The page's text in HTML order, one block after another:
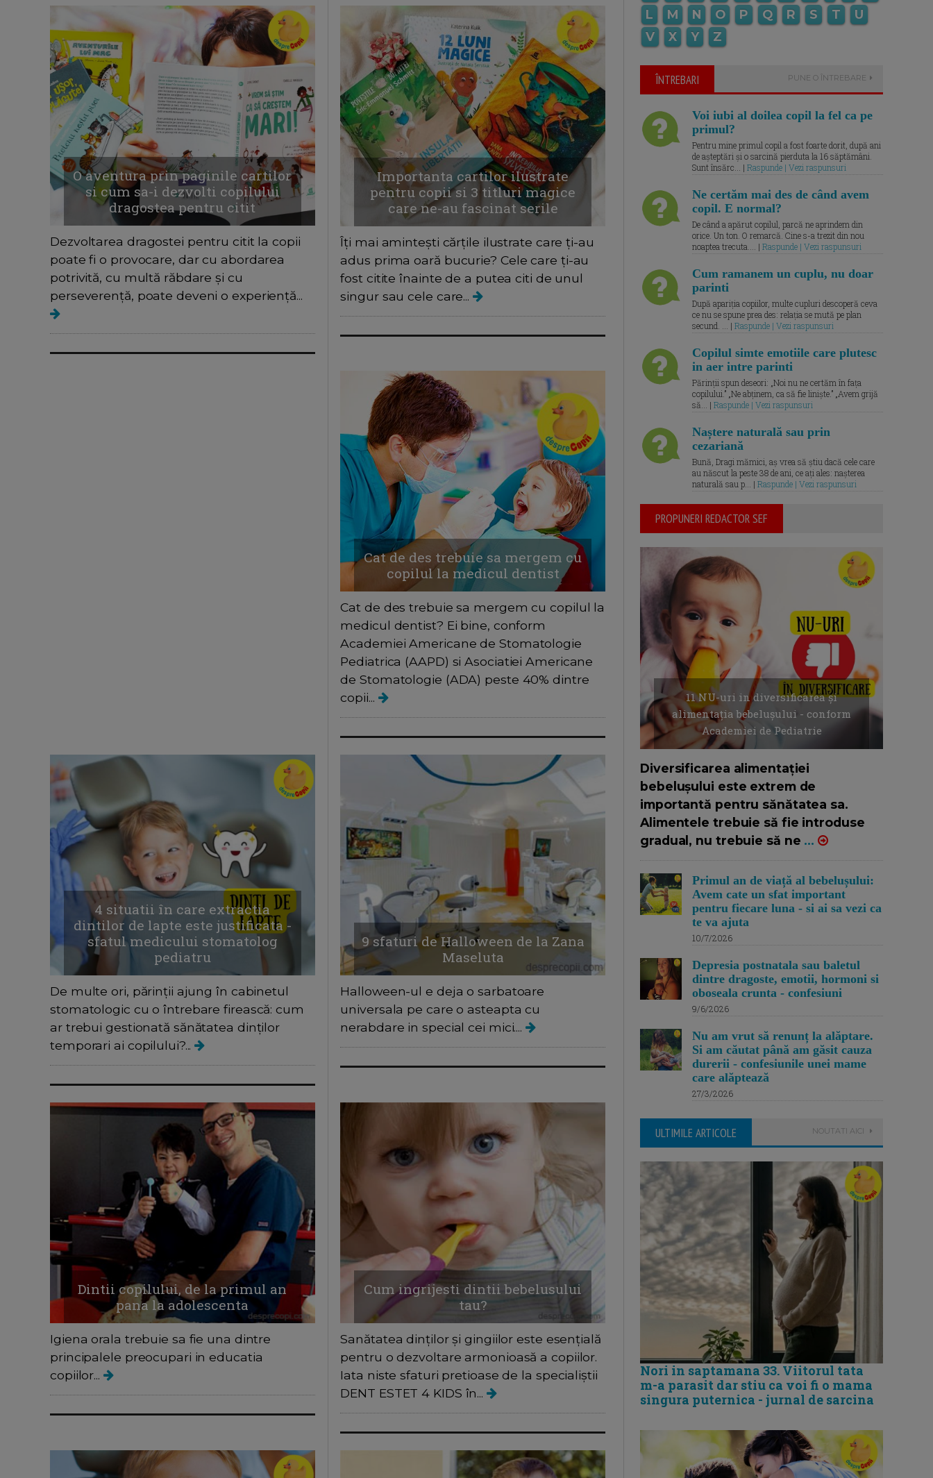
O aventura prin paginile cartilor
si cum sa-i dezvolti copilului
dragostea pentru citit
Dezvoltarea dragostei pentru citit la copii
poate fi o provocare, dar cu abordarea
potrivită, cu multă răbdare și cu
perseverență, poate deveni o experiență...
Importanta cartilor ilustrate
pentru copii si 3 titluri magice
care ne-au fascinat serile
Îți mai amintești cărțile ilustrate care ți-au
adus prima oară bucurie? Cele care ți-au
fost citite înainte de a putea citi de unul
singur sau cele care...
Cat de des trebuie sa mergem cu
copilul la medicul dentist
Cat de des trebuie sa mergem cu copilul la
medicul dentist? Ei bine, conform
Academiei Americane de Stomatologie
Pediatrica (AAPD) si Asociatiei Americane
de Stomatologie (ADA) peste 40% dintre
copii...
4 situatii în care extractia
dintilor de lapte este justificata -
sfatul medicului stomatolog
pediatru
De multe ori, părinții ajung în cabinetul
stomatologic cu o întrebare firească: cum
ar trebui gestionată sănătatea dinților
temporari ai copilului?...
9 sfaturi de Halloween de la Zana
Maseluta
Halloween-ul e deja o sarbatoare
universala pe care o asteapta cu
nerabdare in special cei mici....
Dintii copilului, de la primul an
pana la adolescenta
Igiena orala trebuie sa fie una dintre
principalele preocupari in educatia
copiilor...
Cum ingrijesti dintii bebelusului
tau?
Sanătatea dinților și gingiilor este esențială
pentru o dezvoltare armonioasă a copiilor.
Iata niste sfaturi pretioase de la specialiștii
DENT ESTET 4 KIDS în...
L
M N O P Q R S T
U
V
X Y Z
ÎNTREBARI PUNE O ÎNTREBARE
Voi iubi al doilea copil la fel ca pe
primul?
Pentru mine primul copil a fost foarte dorit, după ani
de așteptări și o sarcină pierduta la 16 săptămâni.
Sunt însărc... | Raspunde | Vezi raspunsuri
Ne certăm mai des de când avem
copil. E normal?
De când a apărut copilul, parcă ne aprindem din
orice. Un ton. O remarcă. Cine s-a trezit din nou
noaptea trecuta.... | Raspunde | Vezi raspunsuri
Cum ramanem un cuplu, nu doar
parinti
După apariția copiilor, multe cupluri descoperă ceva
ce nu se spune prea des: relația se mută pe plan
secund. ... | Raspunde | Vezi raspunsuri
Copilul simte emotiile care plutesc
in aer intre parinti
Părinții spun deseori: „Noi nu ne certăm în fața
copilului.” „Ne abținem, ca să fie liniște.” „Avem grijă
să... | Raspunde | Vezi raspunsuri
Naștere naturală sau prin
cezariană
Bună, Dragi mămici, aș vrea să știu dacă cele care
au născut la peste 38 de ani, ce ați ales: nașterea
naturală sau p... | Raspunde | Vezi raspunsuri
PROPUNERI REDACTOR SEF
11 NU-uri in diversificarea și
alimentația bebelușului - conform
Academiei de Pediatrie
Diversificarea alimentației
bebelușului este extrem de
importantă pentru sănătatea sa.
Alimentele trebuie să fie introduse
gradual, nu trebuie să ne ...
Primul an de viață al bebelușului:
Avem cate un sfat important
pentru fiecare luna - si ai sa vezi ca
te va ajuta
10/7/2026
Depresia postnatala sau baletul
dintre dragoste, emotii, hormoni si
oboseala crunta - confesiuni
9/6/2026
Nu am vrut să renunț la alăptare.
Si am căutat până am găsit cauza
durerii - confesiunile unei mame
care alăptează
27/3/2026
ULTIMILE ARTICOLE NOUTATI AICI
Nori in saptamana 33. Viitorul tata
m-a parasit dar stiu ca voi fi o mama
singura puternica - jurnal de sarcina